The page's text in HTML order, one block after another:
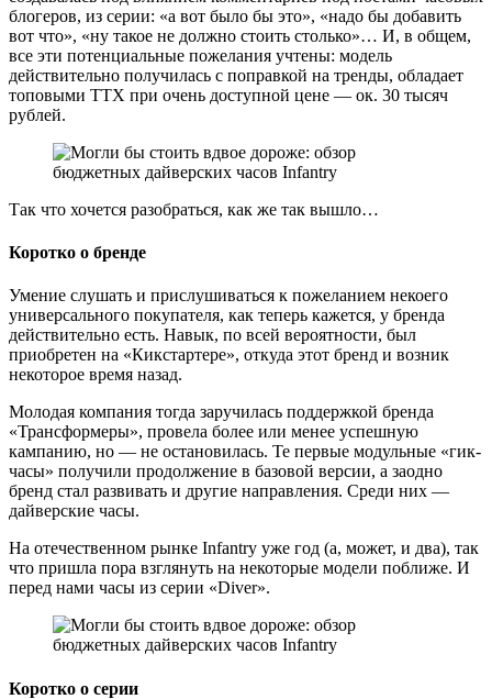
блогеров, из серии: «а вот было бы это», «надо бы добавить
вот что», «ну такое не должно стоить столько»… И, в общем,
все эти потенциальные пожелания учтены: модель
действительно получилась с поправкой на тренды, обладает
топовыми ТТХ при очень доступной цене — ок. 30 тысяч
рублей.
Так что хочется разобраться, как же так вышло…
Коротко о бренде
Умение слушать и прислушиваться к пожеланием некоего
универсального покупателя, как теперь кажется, у бренда
действительно есть. Навык, по всей вероятности, был
приобретен на «Кикстартере», откуда этот бренд и возник
некоторое время назад.
Молодая компания тогда заручилась поддержкой бренда
«Трансформеры», провела более или менее успешную
кампанию, но — не остановилась. Те первые модульные «гик-
часы» получили продолжение в базовой версии, а заодно
бренд стал развивать и другие направления. Среди них —
дайверские часы.
На отечественном рынке Infantry уже год (а, может, и два), так
что пришла пора взглянуть на некоторые модели поближе. И
перед нами часы из серии «Diver».
Коротко о серии